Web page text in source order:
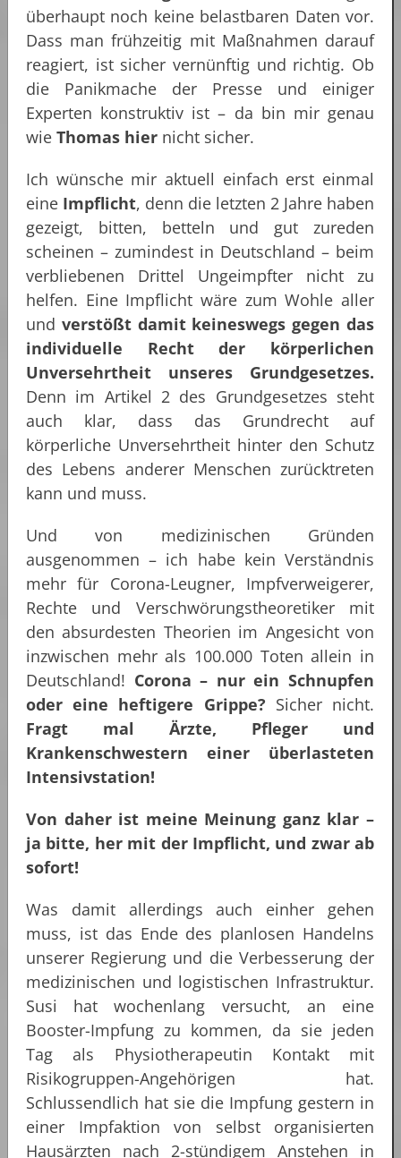
überhaupt noch keine belastbaren Daten vor.
Dass man frühzeitig mit Maßnahmen darauf
reagiert, ist sicher vernünftig und richtig. Ob
die Panikmache der Presse und einiger
Experten konstruktiv ist – da bin mir genau
wie Thomas hier nicht sicher.
Ich wünsche mir aktuell einfach erst einmal
eine Impflicht, denn die letzten 2 Jahre haben
gezeigt, bitten, betteln und gut zureden
scheinen – zumindest in Deutschland – beim
verbliebenen Drittel Ungeimpfter nicht zu
helfen. Eine Impflicht wäre zum Wohle aller
und verstößt damit keineswegs gegen das
individuelle Recht der körperlichen
Unversehrtheit unseres Grundgesetzes.
Denn im Artikel 2 des Grundgesetzes steht
auch klar, dass das Grundrecht auf
körperliche Unversehrtheit hinter den Schutz
des Lebens anderer Menschen zurücktreten
kann und muss.
Und von medizinischen Gründen
ausgenommen – ich habe kein Verständnis
mehr für Corona-Leugner, Impfverweigerer,
Rechte und Verschwörungstheoretiker mit
den absurdesten Theorien im Angesicht von
inzwischen mehr als 100.000 Toten allein in
Deutschland! Corona – nur ein Schnupfen
oder eine heftigere Grippe? Sicher nicht.
Fragt mal Ärzte, Pfleger und
Krankenschwestern einer überlasteten
Intensivstation!
Von daher ist meine Meinung ganz klar –
ja bitte, her mit der Impflicht, und zwar ab
sofort!
Was damit allerdings auch einher gehen
muss, ist das Ende des planlosen Handelns
unserer Regierung und die Verbesserung der
medizinischen und logistischen Infrastruktur.
Susi hat wochenlang versucht, an eine
Booster-Impfung zu kommen, da sie jeden
Tag als Physiotherapeutin Kontakt mit
Risikogruppen-Angehörigen hat.
Schlussendlich hat sie die Impfung gestern in
einer Impfaktion von selbst organisierten
Hausärzten nach 2-stündigem Anstehen in